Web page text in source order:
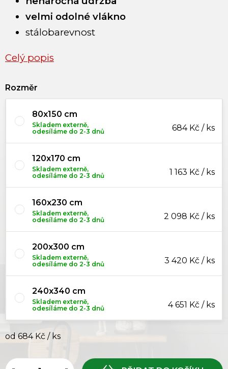
velmi odolné vlákno
stálobarevnost
Celý popis
Rozměr
80x150 cm
Skladem externě,
odesíláme do 2-3 dnů
684 Kč / ks
120x170 cm
Skladem externě,
odesíláme do 2-3 dnů
1 163 Kč / ks
160x230 cm
Skladem externě,
odesíláme do 2-3 dnů
2 098 Kč / ks
200x300 cm
Skladem externě,
odesíláme do 2-3 dnů
3 420 Kč / ks
240x340 cm
Skladem externě,
odesíláme do 2-3 dnů
4 651 Kč / ks
od 684 Kč / ks